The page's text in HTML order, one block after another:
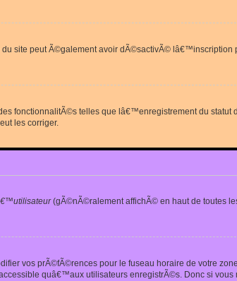
site peut Ã©galement avoir dÃ©sactivÃ© lâ€™inscription
fonctionnalitÃ©s telles que lâ€™enregistrement du statut
les corriger.
(gÃ©nÃ©ralement affichÃ© en haut de toutes
vos prÃ©fÃ©rences pour le fuseau horaire de votre
quâ€™aux utilisateurs enregistrÃ©s. Donc si vous